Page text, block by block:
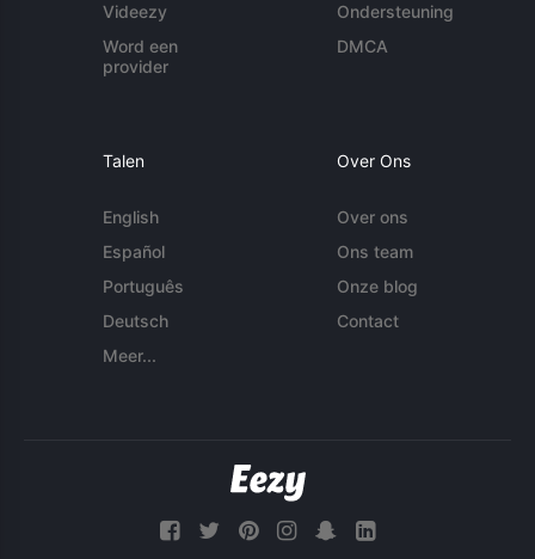
Videezy
Word een
provider
Ondersteuning
DMCA
Talen
English
Español
Português
Deutsch
Meer...
Over Ons
Over ons
Ons team
Onze blog
Contact